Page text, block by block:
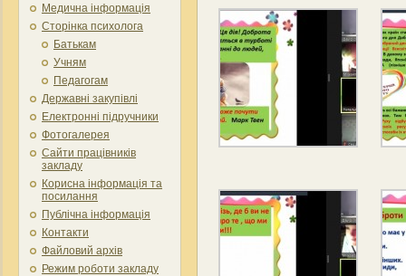
Медична інформація
Сторінка психолога
Батькам
Учням
Педагогам
Державні закупівлі
Електронні підручники
Фотогалерея
Сайти працівників
закладу
Корисна інформація та
посилання
Публічна інформація
Контакти
Файловий архів
Режим роботи закладу